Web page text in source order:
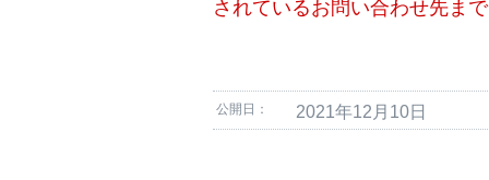
されているお問い合わせ先ま
公開日： 2021年12月10日